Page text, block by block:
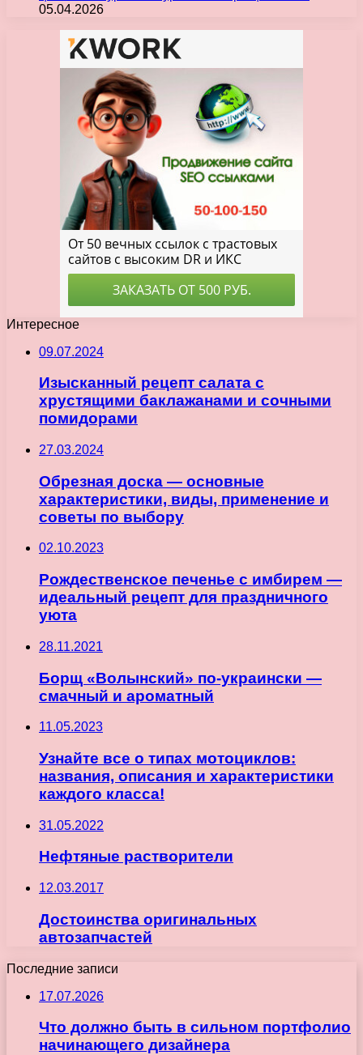
05.04.2026
Интересное
09.07.2024
Изысканный рецепт салата с
хрустящими баклажанами и сочными
помидорами
27.03.2024
Обрезная доска — основные
характеристики, виды, применение и
советы по выбору
02.10.2023
Рождественское печенье с имбирем —
идеальный рецепт для праздничного
уюта
28.11.2021
Борщ «Волынский» по-украински —
смачный и ароматный
11.05.2023
Узнайте все о типах мотоциклов:
названия, описания и характеристики
каждого класса!
31.05.2022
Нефтяные растворители
12.03.2017
Достоинства оригинальных
автозапчастей
Последние записи
17.07.2026
Что должно быть в сильном портфолио
начинающего дизайнера